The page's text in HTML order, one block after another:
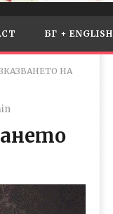
БГ + ENGLISH
НА